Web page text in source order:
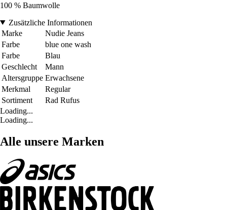
100 % Baumwolle
Zusätzliche Informationen
Marke
Nudie Jeans
Farbe
blue one wash
Farbe
Blau
Geschlecht
Mann
Altersgruppe Erwachsene
Merkmal
Regular
Sortiment
Rad Rufus
Loading...
Loading...
Alle unsere Marken